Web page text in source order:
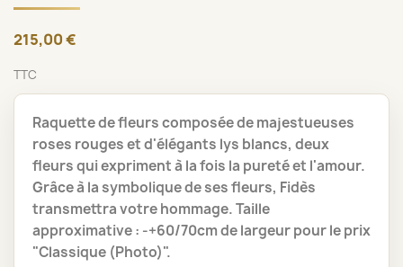
215,00 €
TTC
Raquette de fleurs composée de majestueuses
roses rouges et d'élégants lys blancs, deux
fleurs qui expriment à la fois la pureté et l'amour.
Grâce à la symbolique de ses fleurs, Fidès
transmettra votre hommage. Taille
approximative : -+60/70cm de largeur pour le prix
"Classique (Photo)".